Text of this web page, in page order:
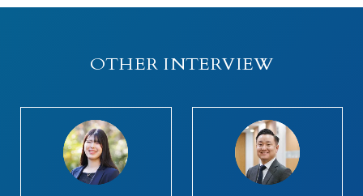
OTHER INTERVIEW